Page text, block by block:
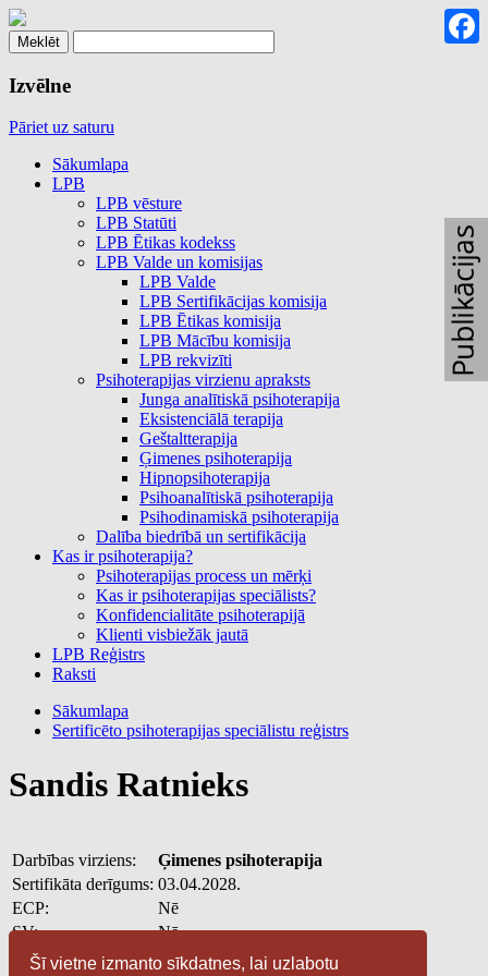
Šī vietne izmanto sīkdatnes, lai uzlabotu
Izvēlne
Pāriet uz saturu
Sākumlapa
LPB
LPB vēsture
LPB Statūti
LPB Ētikas kodekss
LPB Valde un komisijas
LPB Valde
LPB Sertifikācijas komisija
LPB Ētikas komisija
LPB Mācību komisija
LPB rekvizīti
Psihoterapijas virzienu apraksts
Junga analītiskā psihoterapija
Eksistenciālā terapija
Geštaltterapija
Ģimenes psihoterapija
Hipnopsihoterapija
Psihoanalītiskā psihoterapija
Psihodinamiskā psihoterapija
Dalība biedrībā un sertifikācija
Kas ir psihoterapija?
Psihoterapijas process un mērķi
Kas ir psihoterapijas speciālists?
Konfidencialitāte psihoterapijā
Klienti visbiežāk jautā
LPB Reģistrs
Raksti
Sākumlapa
Sertificēto psihoterapijas speciālistu reģistrs
Sandis Ratnieks
Darbības virziens:
Ģimenes psihoterapija
Sertifikāta derīgums: 03.04.2028.
ECP:
Nē
SV:
Nē
E-pasts:
sandis.ratnieks@gmail.com